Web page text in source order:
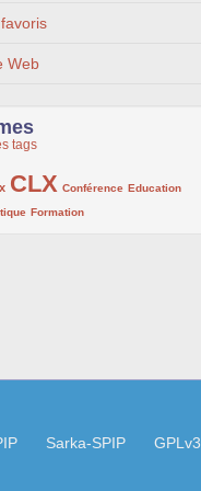
Web
tags
CLX Conférence Education
Formation
Sarka-SPIP GPLv3